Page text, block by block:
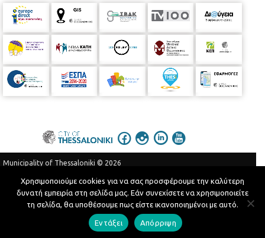
Municipality of Thessaloniki © 2026
Terms of Use
Privacy Policy
Telephone Catalog
MyCompany Projects
Χρησιμοποιούμε cookies για να σας προσφέρουμε την καλύτερη
δυνατή εμπειρία στη σελίδα μας. Εάν συνεχίσετε να χρησιμοποιείτε
τη σελίδα, θα υποθέσουμε πως είστε ικανοποιημένοι με αυτό.
Εντάξει Απόρριψη